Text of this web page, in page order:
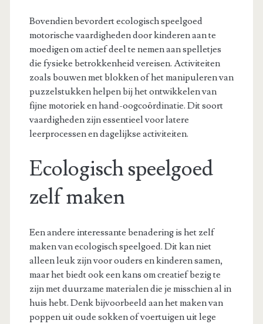
Bovendien bevordert ecologisch speelgoed
motorische vaardigheden door kinderen aan te
moedigen om actief deel te nemen aan spelletjes
die fysieke betrokkenheid vereisen. Activiteiten
zoals bouwen met blokken of het manipuleren van
puzzelstukken helpen bij het ontwikkelen van
fijne motoriek en hand-oogcoördinatie. Dit soort
vaardigheden zijn essentieel voor latere
leerprocessen en dagelijkse activiteiten.
Ecologisch speelgoed
zelf maken
Een andere interessante benadering is het zelf
maken van ecologisch speelgoed. Dit kan niet
alleen leuk zijn voor ouders en kinderen samen,
maar het biedt ook een kans om creatief bezig te
zijn met duurzame materialen die je misschien al in
huis hebt. Denk bijvoorbeeld aan het maken van
poppen uit oude sokken of voertuigen uit lege